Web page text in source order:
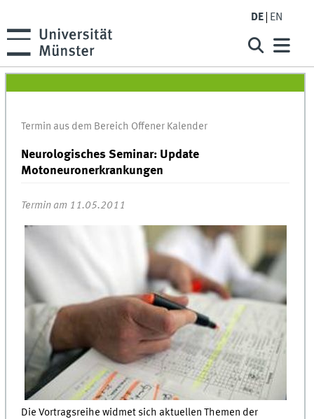
DE EN
Termin aus dem Bereich Offener Kalender
Neurologisches Seminar: Update
Motoneuronerkrankungen
Termin am 11.05.2011
Die Vortragsreihe widmet sich aktuellen Themen der